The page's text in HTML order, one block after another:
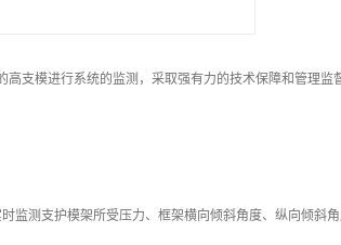
高支模进行系统的监测，采取强有力的技术保障和管理
监测支护模架所受压力、框架横向倾斜角度、纵向倾斜